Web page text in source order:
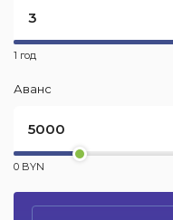
1 год
Аванс
0 BYN